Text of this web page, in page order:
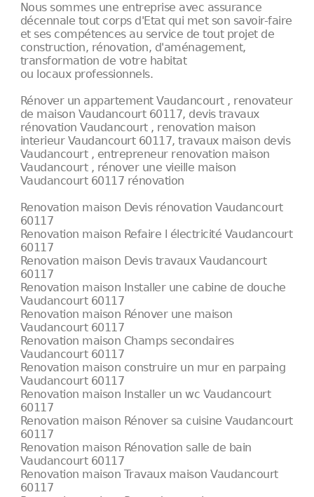
Nous sommes une entreprise avec assurance
décennale tout corps d'Etat qui met son savoir-faire
et ses compétences au service de tout projet de
construction, rénovation, d'aménagement,
transformation de votre habitat
ou locaux professionnels.
Rénover un appartement Vaudancourt , renovateur
de maison Vaudancourt 60117, devis travaux
rénovation Vaudancourt , renovation maison
interieur Vaudancourt 60117, travaux maison devis
Vaudancourt , entrepreneur renovation maison
Vaudancourt , rénover une vieille maison
Vaudancourt 60117 rénovation
Renovation maison Devis rénovation Vaudancourt
60117
Renovation maison Refaire l électricité Vaudancourt
60117
Renovation maison Devis travaux Vaudancourt
60117
Renovation maison Installer une cabine de douche
Vaudancourt 60117
Renovation maison Rénover une maison
Vaudancourt 60117
Renovation maison Champs secondaires
Vaudancourt 60117
Renovation maison construire un mur en parpaing
Vaudancourt 60117
Renovation maison Installer un wc Vaudancourt
60117
Renovation maison Rénover sa cuisine Vaudancourt
60117
Renovation maison Rénovation salle de bain
Vaudancourt 60117
Renovation maison Travaux maison Vaudancourt
60117